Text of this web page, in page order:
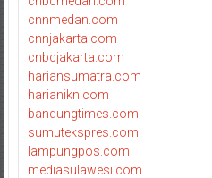
cnnmedan.com
cnnjakarta.com
cnbcjakarta.com
hariansumatra.com
harianikn.com
bandungtimes.com
sumutekspres.com
lampungpos.com
mediasulawesi.com